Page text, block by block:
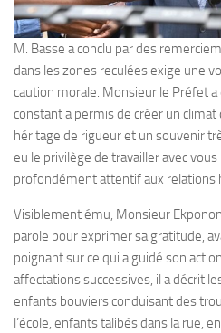
M. Basse a conclu par des
dans les zones reculées exige une
caution morale. Monsieur le Préfet
constant a permis de créer un climat
héritage de rigueur et un souvenir
eu le privilège de travailler avec vous
profondément attentif aux relations
Visiblement ému, Monsieur
parole pour exprimer sa gratitude,
poignant sur ce qui a guidé son
affectations successives, il a décrit
enfants bouviers conduisant des
l’école, enfants talibés dans la rue,